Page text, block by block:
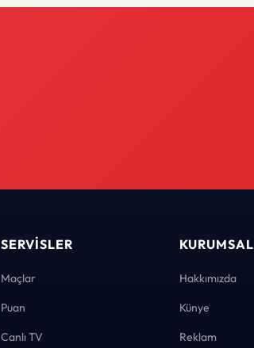
SERVISLER
Maçlar
Puan
Canlı TV
KURUMSAL
Hakkımızda
Künye
Reklam